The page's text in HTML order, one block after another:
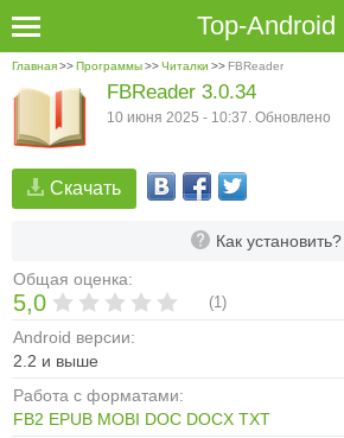
Top-Android
Главная>>Программы>>Читалки >> FBReader
Скачать
Как установить?
Общая оценка:
5,0 (1)
Android версии:
2.2 и выше
Работа с форматами:
FB2 EPUB MOBI DOC DOCX TXT
FBReader 3.0.34
10 июня 2025 - 10:37. Обновлено